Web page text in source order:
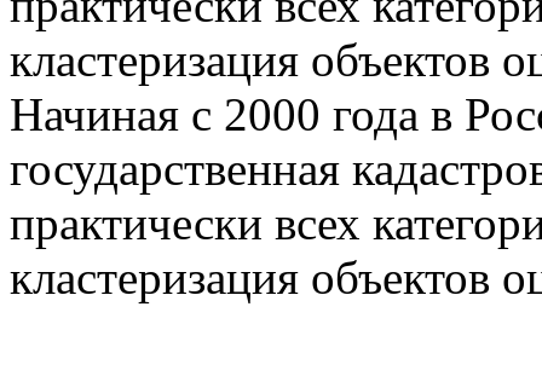
кластеризация объектов
Начиная с 2000 года в
государственная
практически всех
кластеризация объектов